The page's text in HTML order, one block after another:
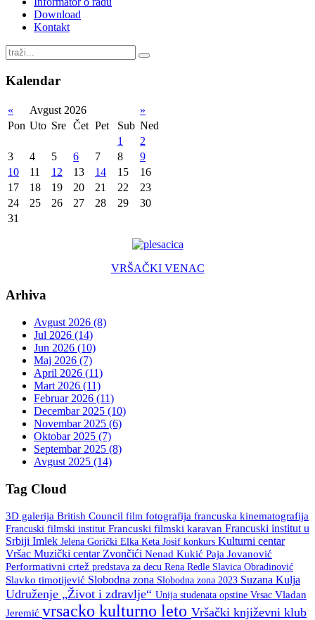
Download
Kontakt
Kalendar
« Avgust 2026
»
Pon Uto Sre Čet Pet Sub Ned
1
2
3
4 5 6 7 8
9
10
11 12 13 14 15
16
17
18 19 20 21 22
23
24
25 26 27 28 29
30
31
VRŠAČKI VENAC
Arhiva
Avgust 2026 (8)
Jul 2026 (14)
Jun 2026 (10)
Maj 2026 (7)
April 2026 (11)
Mart 2026 (11)
Februar 2026 (11)
Decembar 2025 (10)
Novembar 2025 (6)
Oktobar 2025 (7)
Septembar 2025 (8)
Avgust 2025 (14)
Tag Cloud
3D galerija British Council film fotografija francuska kinematografija
Francuski filmski institut Francuski filmski karavan Francuski institut u
Srbiji Imlek Jelena Gorički Elka Keta Josif konkurs Kulturni centar
Vršac Muzički centar Zvončići Nenad Kukić Paja Jovanović
Performativni crtež predstava za decu Rena Redle Slavica Obradinović
Slavko timotijević Slobodna zona Slobodna zona 2023 Suzana Kulja
Udruženje „Život i zdravlje“ Unija studenata opstine Vrsac Vladan
Jeremić vrsacko kulturno leto Vršački književni klub